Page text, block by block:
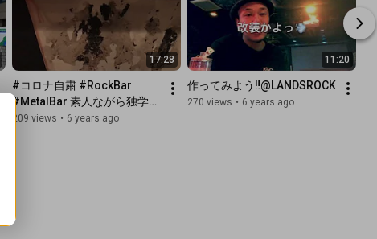
17:28
#コロナ自粛 #RockBar
#MetalBar 素人ながら独学で
店内改装！壁紙を貼ってみた
209 views • 6 years ago
11:20
作ってみよう‼️@LANDSROCK
270 views • 6 years ago